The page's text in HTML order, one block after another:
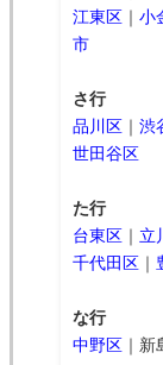
江東区｜ 小
市
さ行
品川区｜ 渋
世田谷区
た行
台東区｜ 立
千代田区｜
な行
中野区｜新